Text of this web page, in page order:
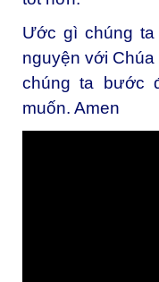
Ước gì chúng
nguyện với
chúng ta bước
muốn. Amen